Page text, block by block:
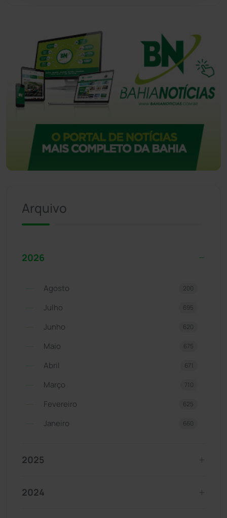
Arquivo
2026
Agosto 200
Julho 695
Junho 620
Maio 675
Abril 671
Março 710
Fevereiro 625
Janeiro 660
2025
2024